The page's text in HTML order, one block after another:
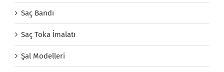
Saç Bandı
Saç Toka İmalatı
Şal Modelleri